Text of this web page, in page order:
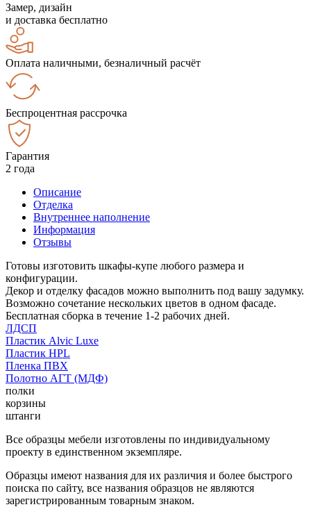
Замер, дизайн
и доставка бесплатно
Оплата наличными, безналичный расчёт
Беспроцентная рассрочка
Гарантия
2 года
Описание
Отделка
Внутреннее наполнение
Информация
Отзывы
Готовы изготовить шкафы-купе любого размера и
конфигурации.
Декор и отделку фасадов можно выполнить под вашу задумку.
Возможно сочетание нескольких цветов в одном фасаде.
Бесплатная сборка в течение 1-2 рабочих дней.
ЛДСП
Пластик Alvic Luxe
Пластик HPL
Пленка ПВХ
Полотно АГТ (МДФ)
полки
корзины
штанги
Все образцы мебели изготовлены по индивидуальному
проекту в единственном экземпляре.
Образцы имеют названия для их различия и более быстрого
поиска по сайту, все названия образцов не являются
зарегистрированным товарным знаком.